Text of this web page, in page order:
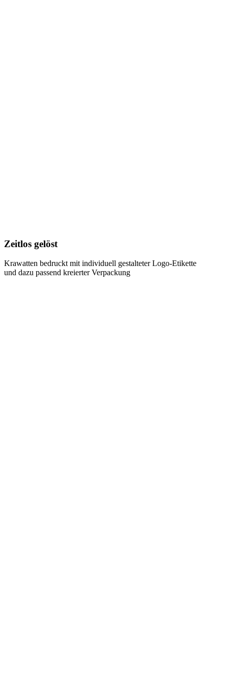
Zeitlos gelöst
Krawatten bedruckt mit individuell gestalteter Logo-Etikette
und dazu passend kreierter Verpackung